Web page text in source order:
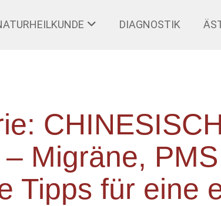
DIAGNOSTIK
– Migräne,
Tipps für eine